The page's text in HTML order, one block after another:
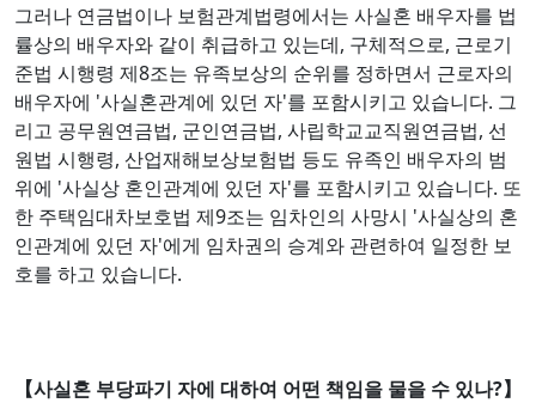
그러나 연금법이나 보험관계법령에서는 사실혼 배우자를 법
률상의 배우자와 같이 취급하고 있는데, 구체적으로, 근로기
준법 시행령 제8조는 유족보상의 순위를 정하면서 근로자의
배우자에 '사실혼관계에 있던 자'를 포함시키고 있습니다. 그
리고 공무원연금법, 군인연금법, 사립학교교직원연금법, 선
원법 시행령, 산업재해보상보험법 등도 유족인 배우자의 범
위에 '사실상 혼인관계에 있던 자'를 포함시키고 있습니다. 또
한 주택임대차보호법 제9조는 임차인의 사망시 '사실상의 혼
인관계에 있던 자'에게 임차권의 승계와 관련하여 일정한 보
호를 하고 있습니다.
【사실혼 부당파기 자에 대하여 어떤 책임을 물을 수 있나?】